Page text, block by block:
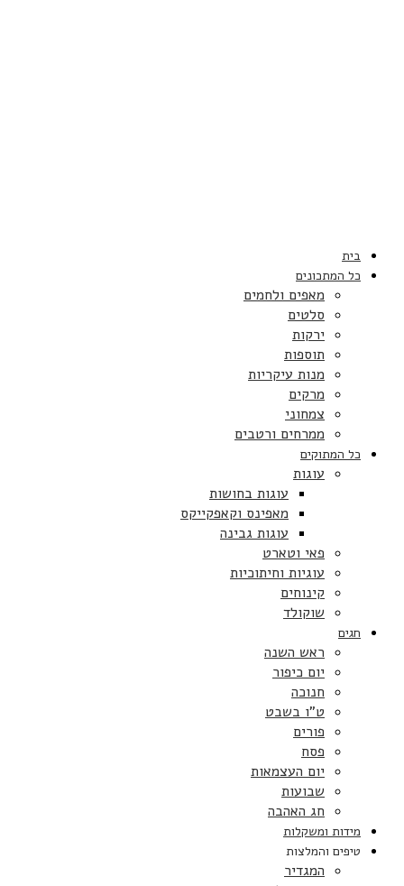
בית
כל המתכונים
מאפים ולחמים
סלטים
ירקות
תוספות
מנות עיקריות
מרקים
צמחוני
ממרחים ורטבים
כל המתוקים
עוגות
עוגות בחושות
מאפינס וקאפקייקס
עוגות גבינה
פאי וטארט
עוגיות וחיתוכיות
קינוחים
שוקולד
חגים
ראש השנה
יום כיפור
חנוכה
ט”ו בשבט
פורים
פסח
יום העצמאות
שבועות
חג האהבה
מידות ומשקלות
טיפים והמלצות
המגדיר